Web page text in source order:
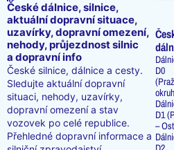
České dálnice, silnice,
aktuální dopravní situace,
uzavírky, dopravní omezení,
nehody, průjezdnost silnic
a dopravní info
České silnice, dálnice a cesty.
Sledujte aktuální dopravní
situaci, nehody, uzavírky,
dopravní omezení a stav
vozovek po celé republice.
Přehledné dopravní informace a
D0
D1
–